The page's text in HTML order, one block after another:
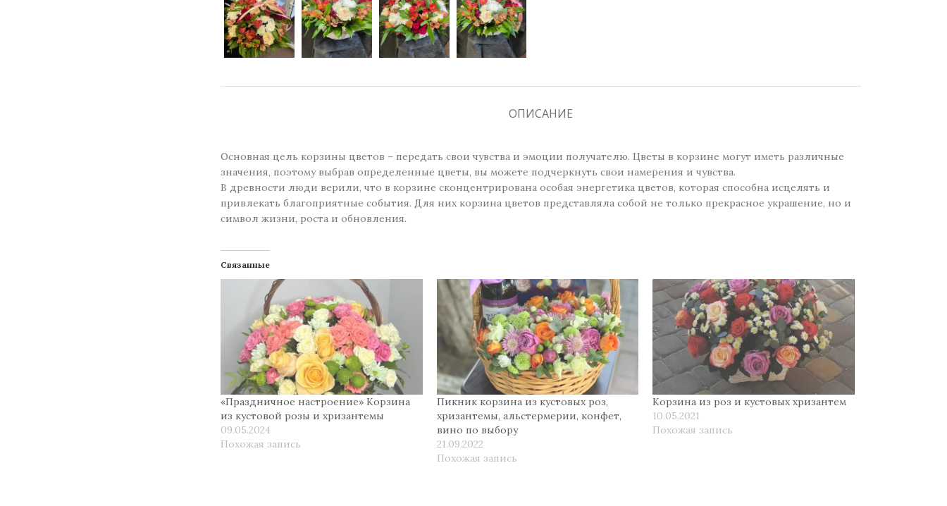
ОПИСАНИЕ
Основная цель корзины цветов – передать свои чувства и эмоции получателю. Цветы в корзине могут иметь различные
значения, поэтому выбрав определенные цветы, вы можете подчеркнуть свои намерения и чувства.
В древности люди верили, что в корзине сконцентрирована особая энергетика цветов, которая способна исцелять и
привлекать благоприятные события. Для них корзина цветов представляла собой не только прекрасное украшение, но и
символ жизни, роста и обновления.
Связанные
«Праздничное настроение» Корзина
из кустовой розы и хризантемы
09.05.2024
Похожая запись
Пикник корзина из кустовых роз,
хризантемы, альстермерии, конфет,
вино по выбору
21.09.2022
Похожая запись
Корзина из роз и кустовых хризантем
10.05.2021
Похожая запись